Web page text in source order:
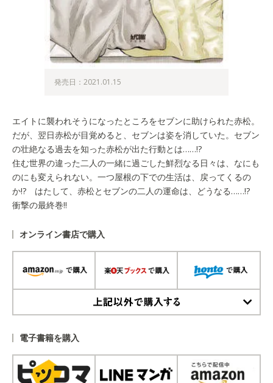
発売日：2021.01.15
エイトに襲われそうになったところをセブンに助けられた赤松。
だが、翌日赤松が目覚めると、セブンは姿を消していた。セブン
の壮絶なる過去を知った赤松が出た行動とは……!?
住む世界の違った二人の一緒に過ごした鮮烈なる日々は、なにも
のにも変えられない。一つ屋根の下での生活は、戻ってくるの
か!? はたして、赤松とセブンの二人の運命は、どうなる……!?
衝撃の最終巻!!
オンライン書店で購入
電子書籍を購入